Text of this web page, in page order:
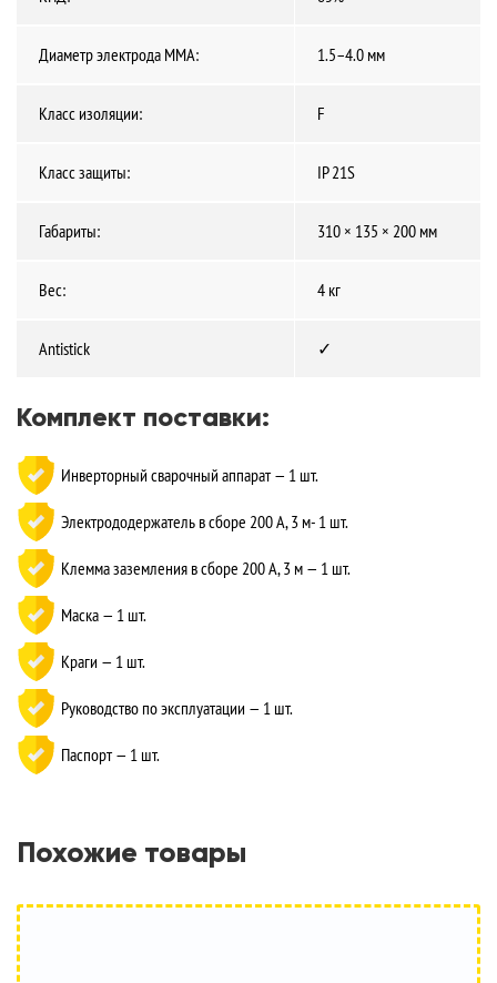
Диаметр электрода MMA: 1.5–4.0 мм
Класс изоляции: F
Класс защиты: IP 21S
Габариты: 310 × 135 × 200 мм
Вес: 4 кг
Antistick ✓
Комплект поставки:
Инверторный сварочный аппарат — 1 шт.
Электрододержатель в сборе 200 А, 3 м- 1 шт.
Клемма заземления в сборе 200 А, 3 м — 1 шт.
Маска — 1 шт.
Краги — 1 шт.
Руководство по эксплуатации — 1 шт.
Паспорт — 1 шт.
Похожие товары